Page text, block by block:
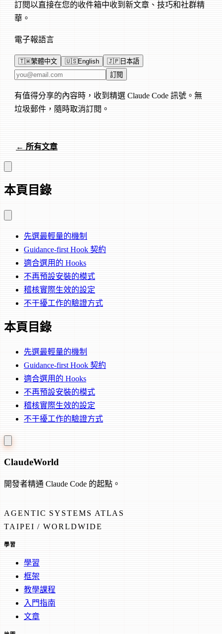
訂閱以直接在您的收件箱中收到新文章、技巧和社群精
華。
電子報語言
🇹🇼繁體中文 🇺🇸English 🇯🇵日本語
電子郵件地址 訂閱
有值得分享的內容時，收到精選 Claude Code 訊號。無
垃圾郵件，隨時取消訂閱。
← 所有文章
本頁目錄
先選最輕量的機制
Guidance-first Hook 契約
適合選用的 Hooks
不再預設安裝的模式
稽核實際生效的設定
不干擾工作的驗證方式
本頁目錄
先選最輕量的機制
Guidance-first Hook 契約
適合選用的 Hooks
不再預設安裝的模式
稽核實際生效的設定
不干擾工作的驗證方式
ClaudeWorld
開發者精通 Claude Code 的起點。
AGENTIC SYSTEMS ATLAS
TAIPEI / WORLDWIDE
學習
學習
框架
教學課程
入門指南
文章